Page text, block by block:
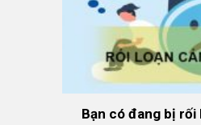
Bạn có đang bị rối